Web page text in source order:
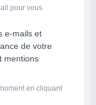
pour vous
e-mails et
de votre
mentions
en cliquant